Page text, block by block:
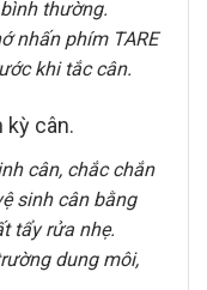
thường.
nhấn phím TARE
khi tắc cân.
kỳ cân.
cân, chắc chắn
sinh cân bằng
tẩy rửa nhẹ.
dung môi,